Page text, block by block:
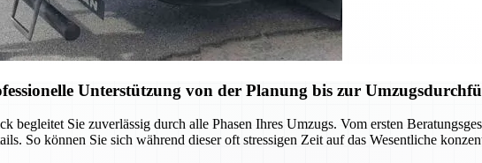
Unterstützung von der Planung bis zur
begleitet Sie zuverlässig durch alle Phasen Ihres Umzugs. Vom ersten
So können Sie sich während dieser oft stressigen Zeit auf das Wesentliche